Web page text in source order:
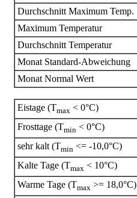
Durchschnitt Maximum Temp.
Maximum Temperatur
Durchschnitt Temperatur
Monat Standard-Abweichung
Monat Normal Wert
Eistage (Tmax < 0°C)
Frosttage (Tmin < 0°C)
sehr kalt (Tmin <= -10,0°C)
Kalte Tage (Tmax < 10°C)
Warme Tage (Tmax >= 18,0°C)